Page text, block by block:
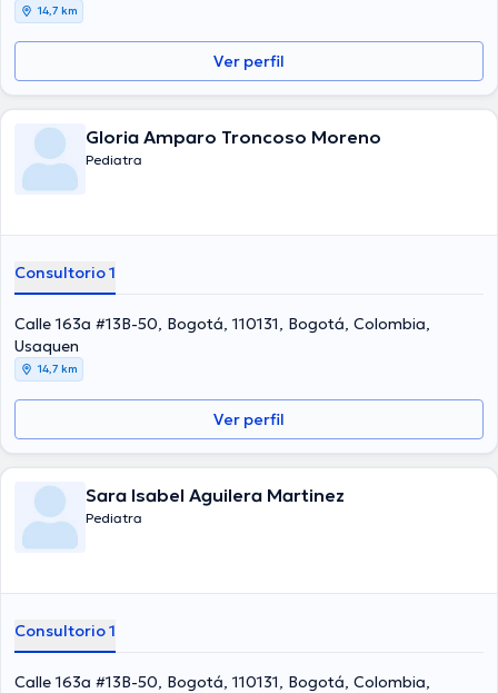
14,7 km
Ver perfil
Gloria Amparo Troncoso Moreno
Pediatra
Consultorio 1
Calle 163a #13B-50, Bogotá, 110131, Bogotá, Colombia,
Usaquen
14,7 km
Ver perfil
Sara Isabel Aguilera Martinez
Pediatra
Consultorio 1
Calle 163a #13B-50, Bogotá, 110131, Bogotá, Colombia,